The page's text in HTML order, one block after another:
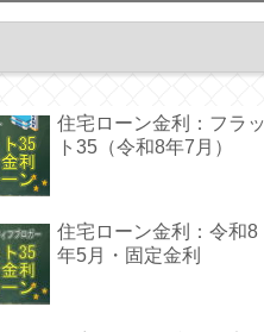
住宅ローン金利：フラッ
ト35（令和8年7月）
住宅ローン金利：令和8
年5月・固定金利